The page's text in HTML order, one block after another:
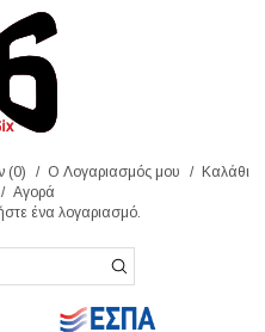
(0) Ο Λογαριασμός μου
Καλάθι
Αγορά
ένα λογαριασμό.